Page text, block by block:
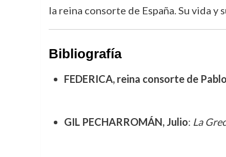
la reina consorte de España. Su vida
Bibliografía
FEDERICA, reina consorte de
GIL PECHARROMÁN, Julio: La